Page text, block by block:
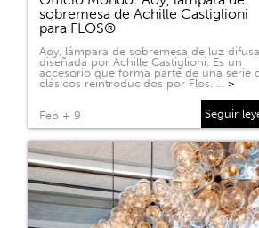
sobremesa de Achille Castiglioni
para FLOS®
Aoy, lámpara de sobremesa de luz
diseñada por Achille Castiglioni. Es un
accesorio que forma parte de una serie
clásicos reintroducidos por Flos. … >
Feb + 9 Seguir